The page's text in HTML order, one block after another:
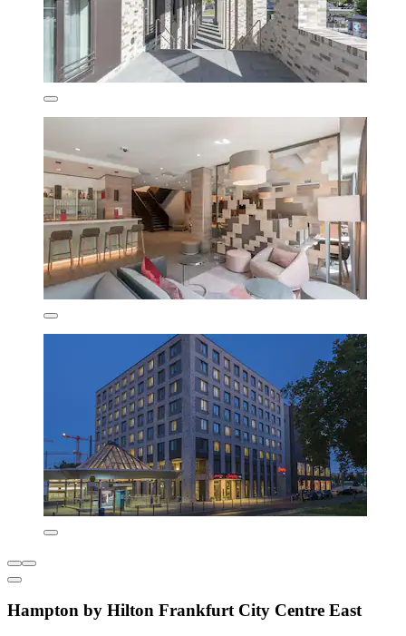
Hampton by Hilton Frankfurt City Centre East